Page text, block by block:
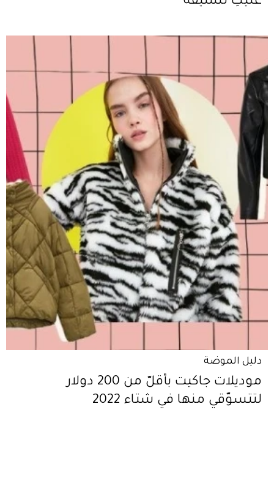
دليل الموضة
موديلات جاكيت بأقلّ من 200 دولار
لتتسوّقي منها في شتاء 2022